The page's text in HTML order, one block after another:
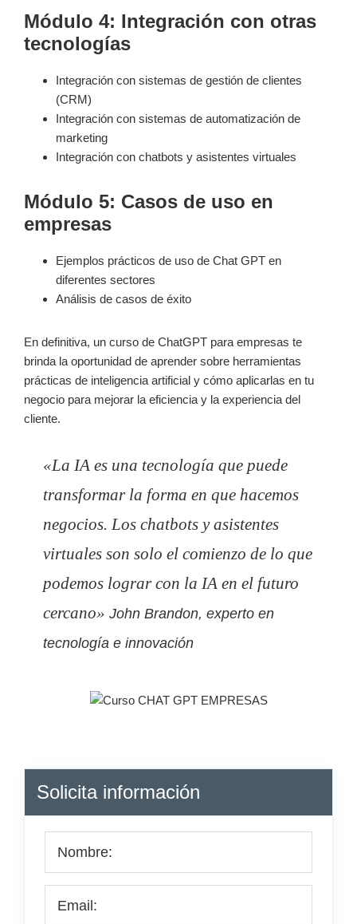
Módulo 4: Integración con otras
tecnologías
Integración con sistemas de gestión de clientes
(CRM)
Integración con sistemas de automatización de
marketing
Integración con chatbots y asistentes virtuales
Módulo 5: Casos de uso en
empresas
Ejemplos prácticos de uso de Chat GPT en
diferentes sectores
Análisis de casos de éxito
En definitiva, un curso de ChatGPT para empresas te
brinda la oportunidad de aprender sobre herramientas
prácticas de inteligencia artificial y cómo aplicarlas en tu
negocio para mejorar la eficiencia y la experiencia del
cliente.
«La IA es una tecnología que puede
transformar la forma en que hacemos
negocios. Los chatbots y asistentes
virtuales son solo el comienzo de lo que
podemos lograr con la IA en el futuro
cercano» John Brandon, experto en
tecnología e innovación
Barra
lateral
principal
Solicita información